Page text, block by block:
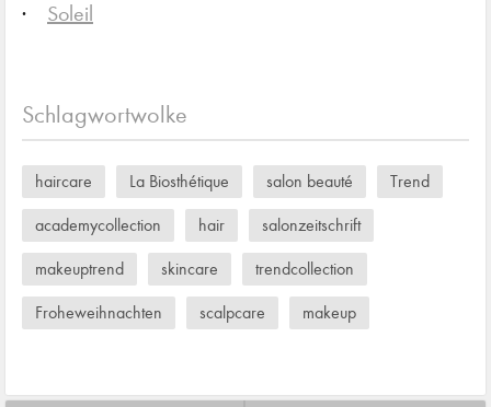
Soleil
Schlagwortwolke
haircare La Biosthétique salon beauté Trend
academycollection hair salonzeitschrift
makeuptrend skincare trendcollection
Froheweihnachten scalpcare makeup